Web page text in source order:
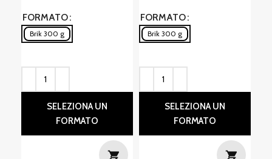
FORMATO
Brik 300 g
SELEZIONA UN
FORMATO
FORMATO
Brik 300 g
SELEZIONA UN
FORMATO